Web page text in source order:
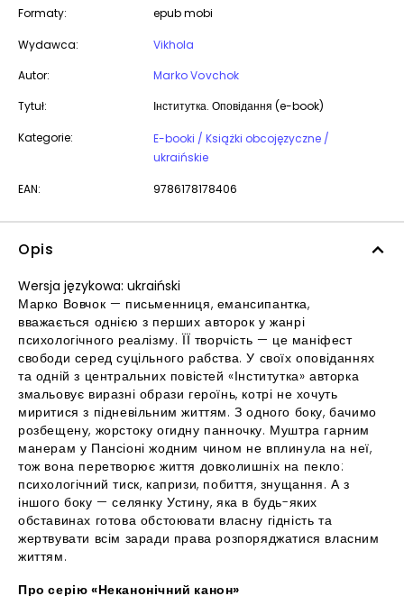
Formaty: epub mobi
Wydawca:
Vikhola
Autor:
Marko Vovchok
Tytuł:
Інститутка. Оповідання (e-book)
Kategorie:
E-booki / Książki obcojęzyczne /
ukraińskie
EAN: 9786178178406
Opis
Wersja językowa: ukraiński
Марко Вовчок — письменниця, емансипантка,
вважається однією з перших авторок у жанрі
психологічного реалізму. ЇЇ творчість — це маніфест
свободи серед суцільного рабства. У своїх оповіданнях
та одній з центральних повістей «Інститутка» авторка
змальовує виразні образи героїнь, котрі не хочуть
миритися з підневільним життям. З одного боку, бачимо
розбещену, жорстоку огидну панночку. Муштра гарним
манерам у Пансіоні жодним чином не вплинула на неї,
тож вона перетворює життя довколишніх на пекло:
психологічний тиск, капризи, побиття, знущання. А з
іншого боку — селянку Устину, яка в будь-яких
обставинах готова обстоювати власну гідність та
жертвувати всім заради права розпоряджатися власним
життям.
Про серію «Неканонічний канон»